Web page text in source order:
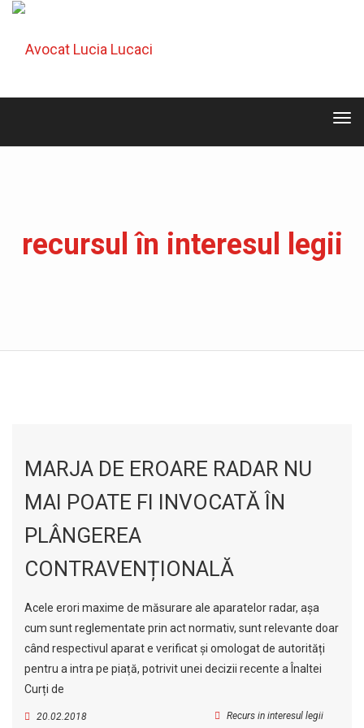
recursul în interesul legii
MARJA DE EROARE RADAR NU
MAI POATE FI INVOCATĂ ÎN
PLÂNGEREA
CONTRAVENȚIONALĂ
Acele erori maxime de măsurare ale aparatelor radar, așa
cum sunt reglementate prin act normativ, sunt relevante doar
când respectivul aparat e verificat și omologat de autorități
pentru a intra pe piață, potrivit unei decizii recente a Înaltei
Curți de
20.02.2018 Recurs in interesul legii